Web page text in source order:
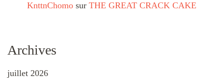
KnttnChomo sur THE GREAT CRACK CAKE
Archives
juillet 2026